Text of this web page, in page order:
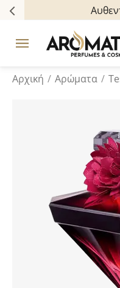
Πολλαπλοί
Αρχική / Αρώματα /